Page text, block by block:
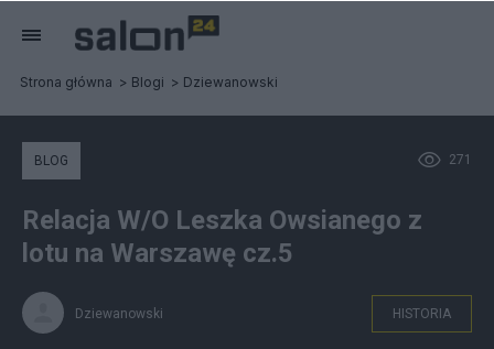
Strona główna Blogi Dziewanowski
271
BLOG
Relacja W/O Leszka Owsianego z
lotu na Warszawę cz.5
Dziewanowski HISTORIA